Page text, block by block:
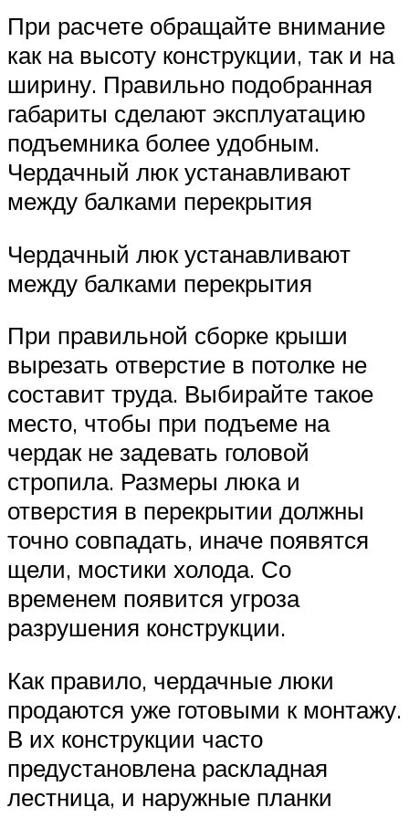
При расчете обращайте внимание
как на высоту конструкции, так и на
ширину. Правильно подобранная
габариты сделают эксплуатацию
подъемника более удобным.
Чердачный люк устанавливают
между балками перекрытия
Чердачный люк устанавливают
между балками перекрытия
При правильной сборке крыши
вырезать отверстие в потолке не
составит труда. Выбирайте такое
место, чтобы при подъеме на
чердак не задевать головой
стропила. Размеры люка и
отверстия в перекрытии должны
точно совпадать, иначе появятся
щели, мостики холода. Со
временем появится угроза
разрушения конструкции.
Как правило, чердачные люки
продаются уже готовыми к монтажу.
В их конструкции часто
предустановлена раскладная
лестница, и наружные планки